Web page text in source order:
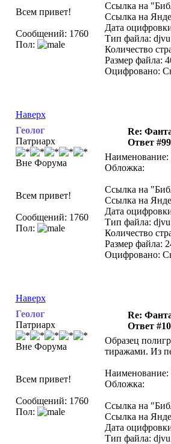
Всем привет!
Сообщений: 1760
Пол:
Ссылка на
Ссылка на
Дата
Тип файла: djvu
Количество
Размер файла:
Оцифровано:
Наверх
Геолог
Патриарх
Вне Форума
Всем привет!
Сообщений: 1760
Пол:
Re:
Ответ
Наименование:
Обложка:
Ссылка на
Ссылка на
Дата
Тип файла: djvu
Количество
Размер файла:
Оцифровано:
Наверх
Геолог
Патриарх
Вне Форума
Всем привет!
Сообщений: 1760
Пол:
Re:
Ответ
Образец
тиражами. Из
Обложка:
Ссылка на
Ссылка на
Дата
Тип файла: djvu